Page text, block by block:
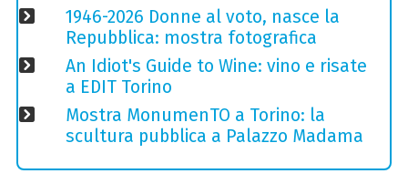
1946-2026 Donne al voto, nasce la
Repubblica: mostra fotografica
An Idiot's Guide to Wine: vino e risate
a EDIT Torino
Mostra MonumenTO a Torino: la
scultura pubblica a Palazzo Madama